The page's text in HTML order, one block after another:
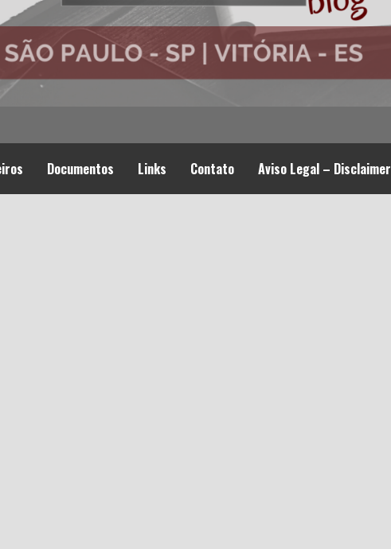
Documentos Links Contato Aviso Legal – Disclaimer